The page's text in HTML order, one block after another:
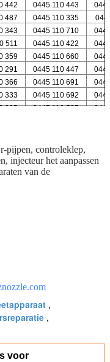
442 0445 110 443
487 0445 110 335
343 0445 110 710
511 0445 110 422
359 0445 110 660
291 0445 110 447
366 0445 110 691
333 0445 110 692
305 0445 110 537
pijpen, controleklep,
injecteur het aanpassen
van de
,
,
voor